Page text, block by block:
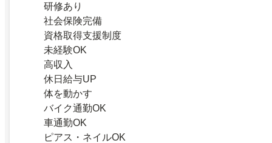
研修あり
社会保険完備
資格取得支援制度
未経験OK
高収入
休日給与UP
体を動かす
バイク通勤OK
車通勤OK
ピアス・ネイルOK